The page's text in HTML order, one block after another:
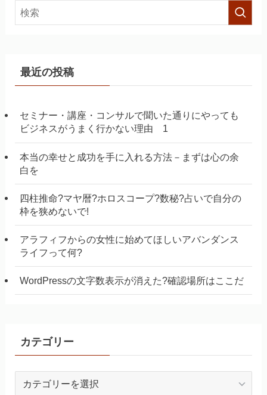
最近の投稿
セミナー・講座・コンサルで聞いた通りにやっても
ビジネスがうまく行かない理由 1
本当の幸せと成功を手に入れる方法－まずは心の余
白を
四柱推命?マヤ暦?ホロスコープ?数秘?占いで自分の
枠を狭めないで!
アラフィフからの女性に始めてほしいアバンダンス
ライフって何?
WordPressの文字数表示が消えた?確認場所はここだ
カテゴリー